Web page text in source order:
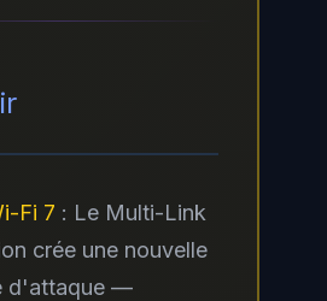
Fi 7 : Le Multi-Link
crée une nouvelle
d'attaque —